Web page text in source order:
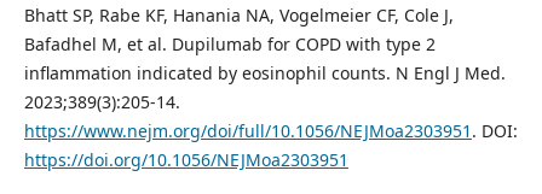
Bhatt SP, Rabe KF, Hanania NA, Vogelmeier CF, Cole J,
Bafadhel M, et al. Dupilumab for COPD with type 2
inflammation indicated by eosinophil counts. N Engl J Med.
2023;389(3):205-14.
https://www.nejm.org/doi/full/10.1056/NEJMoa2303951 . DOI:
https://doi.org/10.1056/NEJMoa2303951